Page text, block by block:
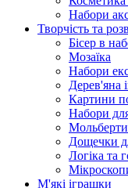
Набори
Творчість та
Бісер в
Мозаїка
Набори
Дерев'яна
Картини
Набори
Дощечки
Логіка та
М'які іграшки